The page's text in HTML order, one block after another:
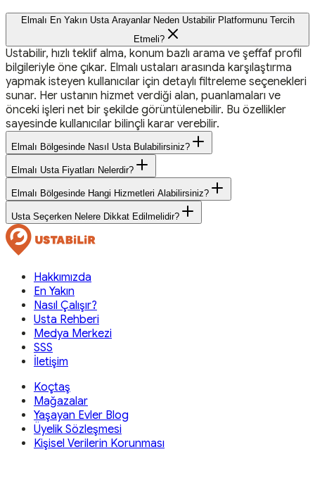
Elmalı En Yakın Usta Arayanlar Neden Ustabilir Platformunu Tercih
Etmeli?
Ustabilir, hızlı teklif alma, konum bazlı arama ve şeffaf profil
bilgileriyle öne çıkar. Elmalı ustaları arasında karşılaştırma
yapmak isteyen kullanıcılar için detaylı filtreleme seçenekleri
sunar. Her ustanın hizmet verdiği alan, puanlamaları ve
önceki işleri net bir şekilde görüntülenebilir. Bu özellikler
sayesinde kullanıcılar bilinçli karar verebilir.
Elmalı Bölgesinde Nasıl Usta Bulabilirsiniz?
Elmalı Usta Fiyatları Nelerdir?
Elmalı Bölgesinde Hangi Hizmetleri Alabilirsiniz?
Usta Seçerken Nelere Dikkat Edilmelidir?
Hakkımızda
En Yakın
Nasıl Çalışır?
Usta Rehberi
Medya Merkezi
SSS
İletişim
Koçtaş
Mağazalar
Yaşayan Evler Blog
Üyelik Sözleşmesi
Kişisel Verilerin Korunması